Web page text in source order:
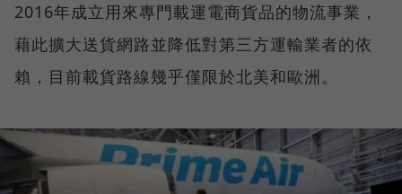
2016年成立用來專門載運電商貨品的物流事業，
藉此擴大送貨網路並降低對第三方運輸業者的依
賴，目前載貨路線幾乎僅限於北美和歐洲。